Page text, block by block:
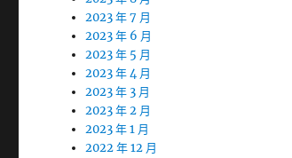
2023 年 7 月
2023 年 6 月
2023 年 5 月
2023 年 4 月
2023 年 3 月
2023 年 2 月
2023 年 1 月
2022 年 12 月